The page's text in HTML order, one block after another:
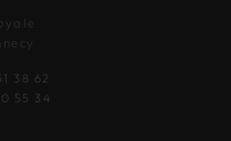
38 62
55 34